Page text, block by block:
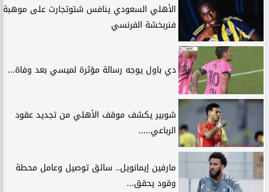
الأهلي السعودي ينافس شتوتجارت على موهبة
فنربخشة الفرنسي
دي باول يوجه رسالة مؤثرة لميسي بعد وفاة...
شوبير يكشف موقف الأهلي من تجديد عقود
الرباعي.....
مارفين إيمانويل.. سائق توصيل وعامل محطة
وقود يحقق...